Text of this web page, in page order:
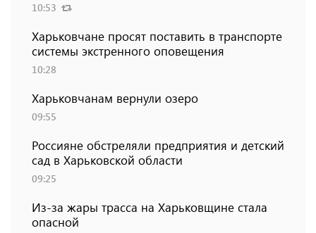
10:53
Харьковчане просят поставить в транспорте
системы экстренного оповещения
10:28
Харьковчанам вернули озеро
09:55
Россияне обстреляли предприятия и детский
сад в Харьковской области
09:25
Из-за жары трасса на Харьковщине стала
опасной